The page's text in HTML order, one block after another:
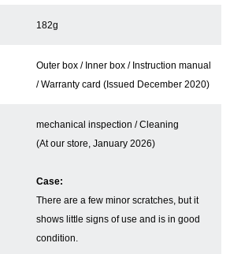
ンテナンスをご希望の方
182g
Outer box / Inner box / Instruction manual
/ Warranty card (Issued December 2020)
mechanical inspection / Cleaning
(At our store, January 2026)
Case:
There are a few minor scratches, but it
shows little signs of use and is in good
condition.